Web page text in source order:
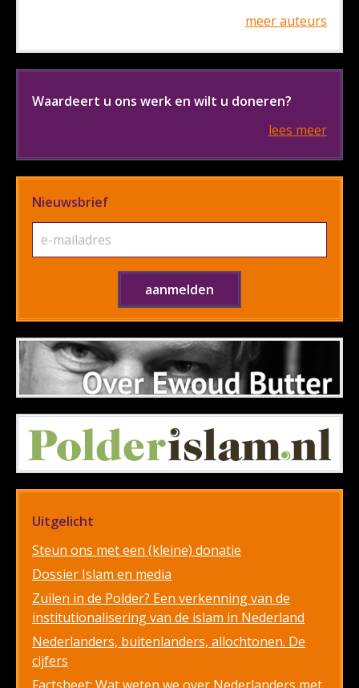
meer auteurs
Waardeert u ons werk en wilt u doneren?
lees meer
Nieuwsbrief
Uitgelicht
Steun ons met een (kleine) donatie
Dossier Islam en media
Zuilen in de Polder? Een verkenning van de
institutionalisering van de islam in Nederland
Nederlanders, buitenlanders, allochtonen. De
cijfers